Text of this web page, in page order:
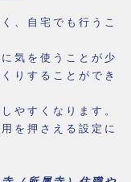
、自宅でも行うこ
気を使うことが少
りすることができ
やすくなります。
を押さえる設定に